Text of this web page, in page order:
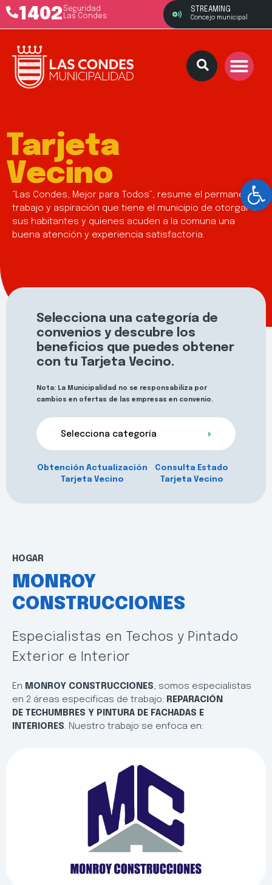
1402 Seguridad
Las Condes
STREAMING
Concejo municipal
Tarjeta
Vecino
“Las Condes, Mejor para Todos”, resume el permanente
trabajo y aspiración que tiene el municipio de otorgar a
sus habitantes y quienes acuden a la comuna una
buena atención y experiencia satisfactoria.
Selecciona una categoría de
convenios y descubre los
beneficios que puedes obtener
con tu Tarjeta Vecino.
Nota: La Municipalidad no se responsabiliza por
cambios en ofertas de las empresas en convenio.
Selecciona categoría
Obtención Actualización
Tarjeta Vecino
Consulta Estado
Tarjeta Vecino
HOGAR
MONROY
CONSTRUCCIONES
Especialistas en Techos y Pintado
Exterior e Interior
En MONROY CONSTRUCCIONES, somos especialistas
en 2 áreas específicas de trabajo: REPARACIÓN
DE TECHUMBRES Y PINTURA DE FACHADAS E
INTERIORES. Nuestro trabajo se enfoca en: